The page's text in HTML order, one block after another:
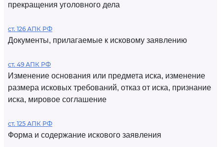
прекращения уголовного дела
ст. 126 АПК РФ
Документы, прилагаемые к исковому заявлению
ст. 49 АПК РФ
Изменение основания или предмета иска, изменение
размера исковых требований, отказ от иска, признание
иска, мировое соглашение
ст. 125 АПК РФ
Форма и содержание искового заявления